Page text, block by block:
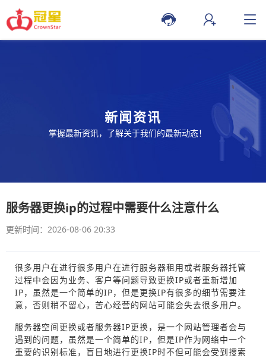
新闻资讯
掌握最新资讯，了解关于我们的最新动态！
服务器更换ip的过程中需要什么注意什么
更新时间：2026-08-06 20:33
很多用户在进行很多用户在进行服务器租用或者服务器托管
过程中会因为业务、客户等问题导致更换IP或者重新增加
IP，虽然是一个简单的IP，但是更换IP有很多的细节需要注
意，否则稍不留心，苦心经营的网站可能会失去很多用户。
服务器空间更换或者服务器IP更换，是一个网站管理者会与
遇到的问题，虽然是一个简单的IP，但是IP作为网络中一个
重要的识别标准，盲目地进行更换IP时不但可能会受到搜索